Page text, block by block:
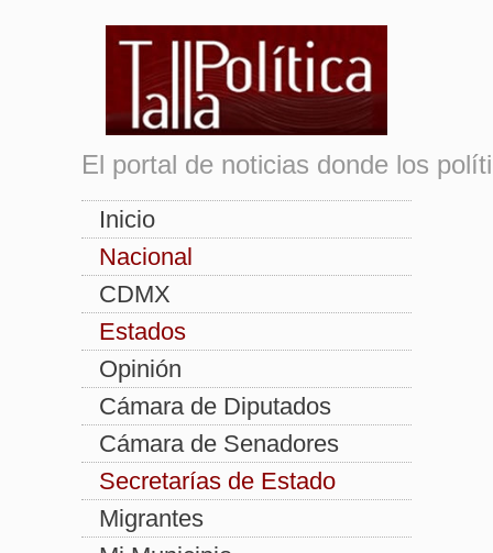
El portal de noticias donde los
Inicio
Nacional
CDMX
Estados
Opinión
Cámara de Diputados
Cámara de Senadores
Secretarías de Estado
Migrantes